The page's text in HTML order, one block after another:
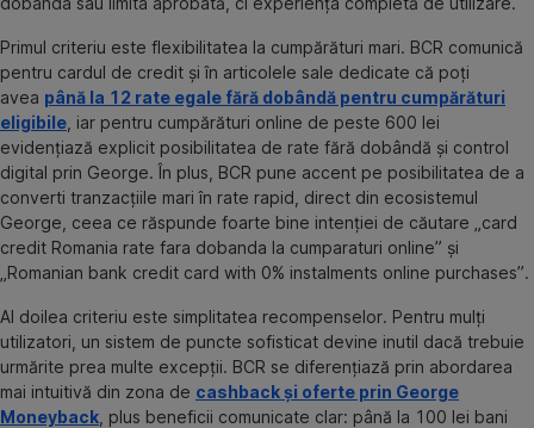
Primul criteriu este flexibilitatea la cumpărături mari. BCR comunică
pentru cardul de credit și în articolele sale dedicate că poți
avea până la 12 rate egale fără dobândă pentru cumpărături
eligibile , iar pentru cumpărături online de peste 600 lei
evidențiază explicit posibilitatea de rate fără dobândă și control
digital prin George. În plus, BCR pune accent pe posibilitatea de a
converti tranzacțiile mari în rate rapid, direct din ecosistemul
George, ceea ce răspunde foarte bine intenției de căutare „card
credit Romania rate fara dobanda la cumparaturi online” și
„Romanian bank credit card with 0% instalments online purchases”.
Al doilea criteriu este simplitatea recompenselor. Pentru mulți
utilizatori, un sistem de puncte sofisticat devine inutil dacă trebuie
urmărite prea multe excepții. BCR se diferențiază prin abordarea
mai intuitivă din zona de cashback și oferte prin George
Moneyback , plus beneficii comunicate clar: până la 100 lei bani